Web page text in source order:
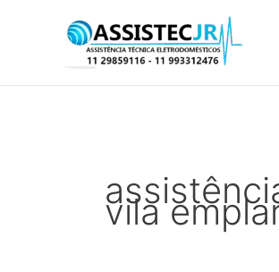
vila